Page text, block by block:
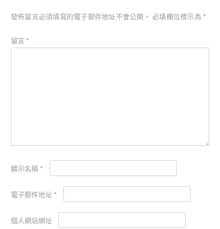
發佈留言必須填寫的電子郵件地址不會公開。 必填欄位標示為 *
留言 *
顯示名稱 *
電子郵件地址 *
個人網站網址